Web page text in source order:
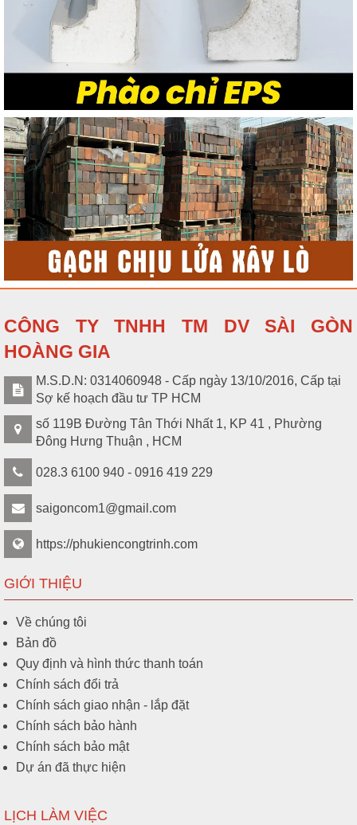
CÔNG TY TNHH TM DV SÀI GÒN
HOÀNG GIA
M.S.D.N: 0314060948 - Cấp ngày 13/10/2016, Cấp tại
Sợ kế hoạch đầu tư TP HCM
số 119B Đường Tân Thới Nhất 1, KP 41 , Phường
Đông Hưng Thuận , HCM
028.3 6100 940 - 0916 419 229
saigoncom1@gmail.com
https://phukiencongtrinh.com
GIỚI THIỆU
Về chúng tôi
Bản đồ
Quy định và hình thức thanh toán
Chính sách đổi trả
Chính sách giao nhận - lắp đặt
Chính sách bảo hành
Chính sách bảo mật
Dự án đã thực hiện
LỊCH LÀM VIỆC